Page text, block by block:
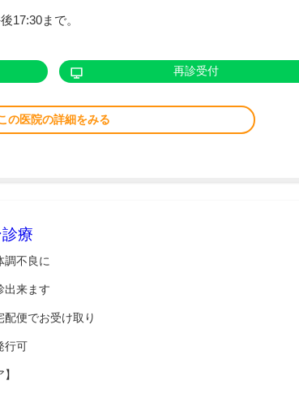
17:30まで。
再診受付
の医院の詳細をみる
療
調不良に
出来ます
便でお受け取り
行可